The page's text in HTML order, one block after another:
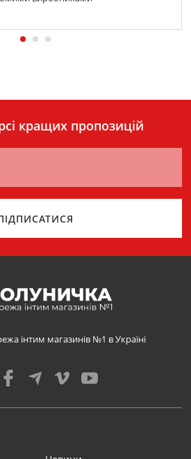
кращих пропозицій
інтим магазинів №1 в Україні